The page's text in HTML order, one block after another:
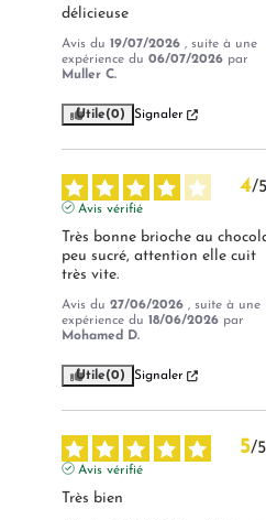
délicieuse
Avis du 19/07/2026 , suite à une
expérience du 06/07/2026 par
Muller C.
Utile(0) Signaler
4/5
Avis vérifié
Très bonne brioche au
peu sucré, attention elle cuit
très vite.
Avis du 27/06/2026 , suite à une
expérience du 18/06/2026 par
Mohamed D.
Utile(0) Signaler
5/5
Avis vérifié
Très bien